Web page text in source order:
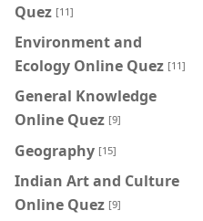
Quez [11]
Environment and
Ecology Online Quez [11]
General Knowledge
Online Quez [9]
Geography [15]
Indian Art and Culture
Online Quez [9]